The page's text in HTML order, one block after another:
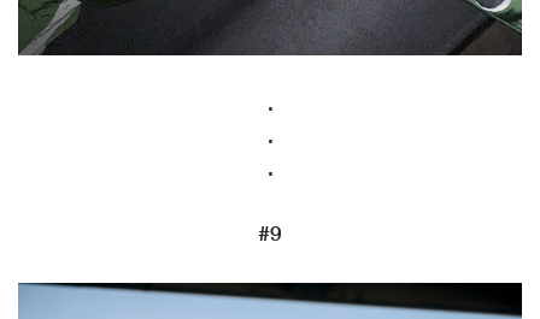
.
.
.
#9